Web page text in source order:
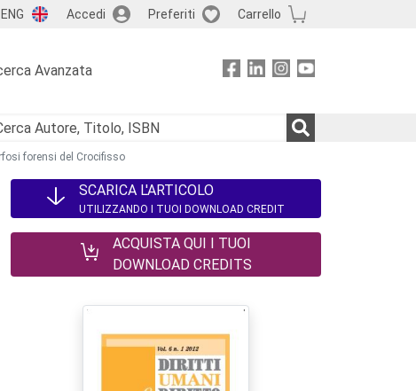
ENG Accedi Preferiti Carrello
Avanzata
forensi del Crocifisso
SCARICA L'ARTICOLO
UTILIZZANDO I TUOI DOWNLOAD CREDIT
ACQUISTA QUI I TUOI
DOWNLOAD CREDITS